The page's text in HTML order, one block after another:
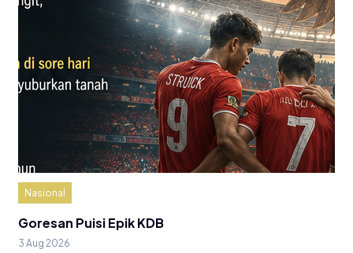
Nasional
Goresan Puisi Epik KDB
3 Aug 2026